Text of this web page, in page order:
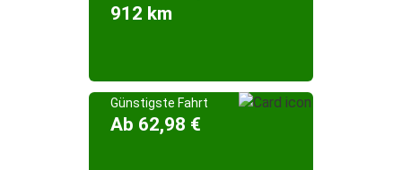
912 km
Günstigste Fahrt
Ab 62,98 €